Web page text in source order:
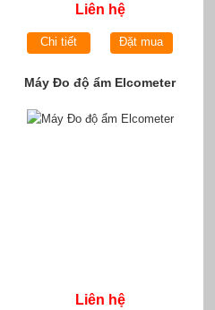
Liên hệ
Chi tiết Đặt mua
Máy Đo độ ẩm Elcometer
Liên hệ